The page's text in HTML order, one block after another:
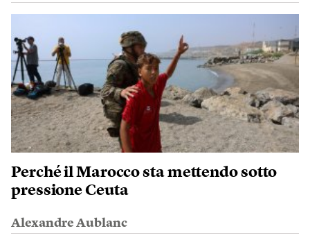
Perché il Marocco sta mettendo sotto
pressione Ceuta
Alexandre Aublanc